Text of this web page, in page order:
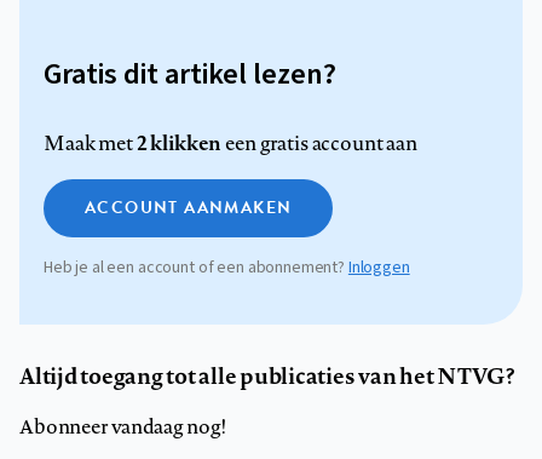
Gratis dit artikel lezen?
Maak met2 klikkeneen gratis account aan
ACCOUNT AANMAKEN
Heb je al een account of een abonnement? Inloggen
Altijd toegang tot alle publicaties van het NTVG?
Abonneer vandaag nog!